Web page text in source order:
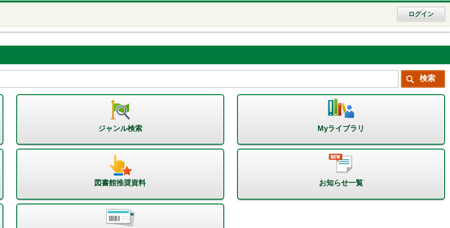
ログイン
ジャンル検索 Myライブラリ
図書館推奨資料 お知らせ一覧